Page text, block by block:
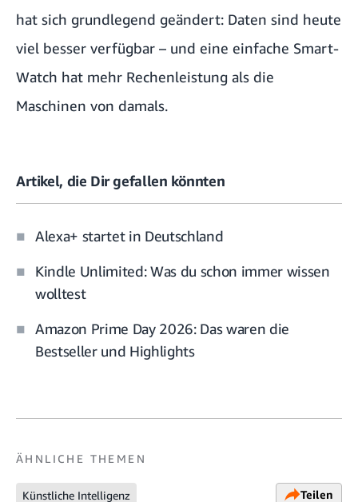
hat sich grundlegend geändert: Daten sind heute
viel besser verfügbar – und eine einfache Smart-
Watch hat mehr Rechenleistung als die
Maschinen von damals.
Artikel, die Dir gefallen könnten
Alexa+ startet in Deutschland
Kindle Unlimited: Was du schon immer wissen
wolltest
Amazon Prime Day 2026: Das waren die
Bestseller und Highlights
ÄHNLICHE THEMEN
Künstliche Intelligenz Teilen